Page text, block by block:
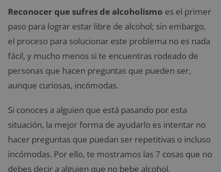
Reconocer que sufres de alcoholismo es el primer
paso para lograr estar libre de alcohol; sin embargo,
el proceso para solucionar este problema no es nada
fácil, y mucho menos si te encuentras rodeado de
personas que hacen preguntas que pueden ser,
aunque curiosas, incómodas.
Si conoces a alguien que está pasando por esta
situación, la mejor forma de ayudarlo es intentar no
hacer preguntas que puedan ser repetitivas o incluso
incómodas. Por ello, te mostramos las 7 cosas que no
debes decir a alguien que no bebe alcohol.